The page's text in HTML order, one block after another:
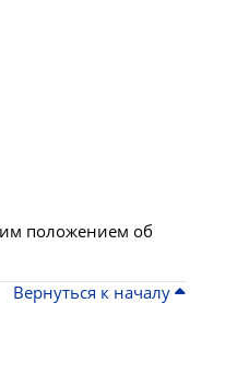
положением об
Вернуться к началу